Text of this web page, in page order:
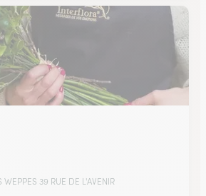
39 RUE DE L'AVENIR